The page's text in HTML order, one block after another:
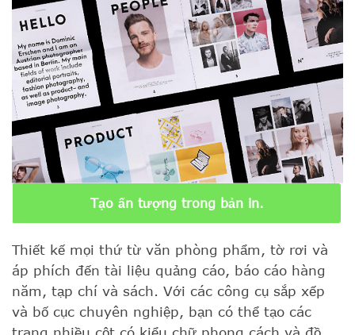
Tạo ấn tượng trong bản in.
Thiết kế mọi thứ từ văn phòng phẩm, tờ rơi và
áp phích đến tài liệu quảng cáo, báo cáo hàng
năm, tạp chí và sách. Với các công cụ sắp xếp
và bố cục chuyên nghiệp, bạn có thể tạo các